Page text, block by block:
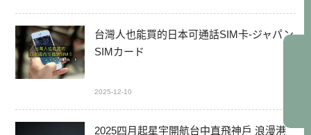
台灣人也能買的日本可通話SIM卡-ジャパン
SIMカード
2025-12-10
2025四月起星宇開航台中直飛神戶 浪漫港